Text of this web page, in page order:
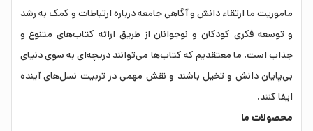
ماموریت ما ارتقاء دانش و آگاهی جامعه درباره ارتباطات و کمک به رشد
و توسعه فکری کودکان و نوجوانان از طریق ارائه کتاب‌های متنوع و
جذاب است. ما معتقدیم که کتاب‌ها می‌توانند دریچه‌ای به سوی دنیای
بی‌پایان دانش و تخیل باشند و نقش مهمی در تربیت نسل‌های آینده
ایفا کنند.
محصولات ما